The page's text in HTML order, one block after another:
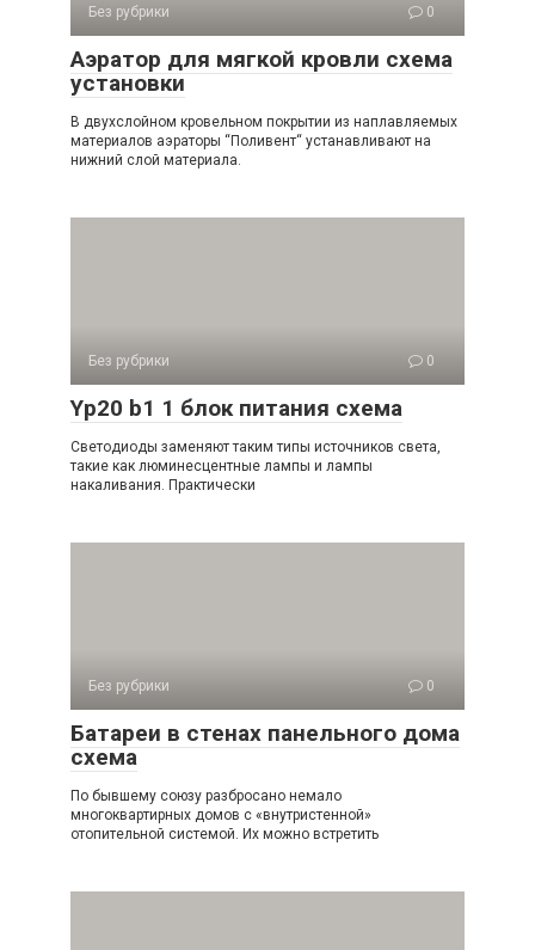
Без рубрики 0
Аэратор для мягкой кровли схема
установки
В двухслойном кровельном покрытии из наплавляемых
материалов аэраторы “Поливент“ устанавливают на
нижний слой материала.
Без рубрики 0
Yp20 b1 1 блок питания схема
Светодиоды заменяют таким типы источников света,
такие как люминесцентные лампы и лампы
накаливания. Практически
Без рубрики 0
Батареи в стенах панельного дома
схема
По бывшему союзу разбросано немало
многоквартирных домов с «внутристенной»
отопительной системой. Их можно встретить